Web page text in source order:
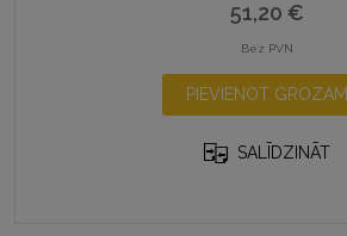
51,20 €
Bez PVN
PIEVIENOT GROZAM
SALĪDZINĀT